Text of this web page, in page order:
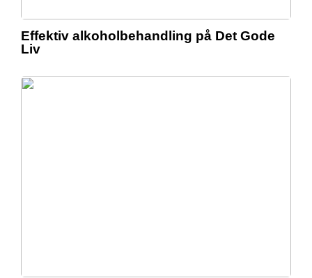
Effektiv alkoholbehandling på Det Gode
Liv